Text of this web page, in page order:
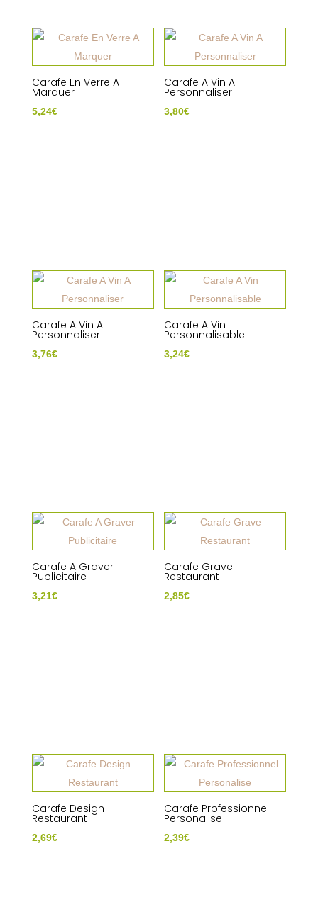
Carafe En Verre A
Marquer
5,24€
Carafe A Vin A
Personnaliser
3,80€
Carafe A Vin A
Personnaliser
3,76€
Carafe A Vin
Personnalisable
3,24€
Carafe A Graver
Publicitaire
3,21€
Carafe Grave
Restaurant
2,85€
Carafe Design
Restaurant
2,69€
Carafe Professionnel
Personalise
2,39€